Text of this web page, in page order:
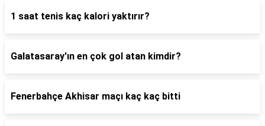
1 saat tenis kaç kalori yaktırır?
Galatasaray'ın en çok gol atan kimdir?
Fenerbahçe Akhisar maçı kaç kaç bitti